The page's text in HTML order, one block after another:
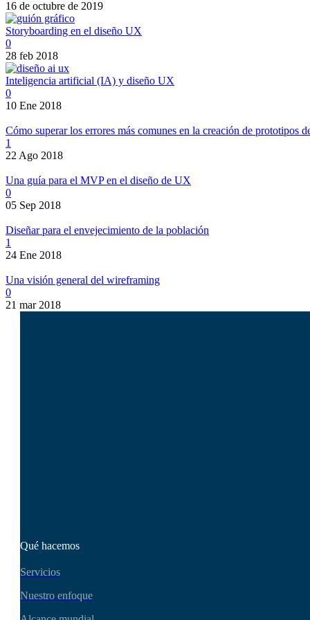
16 de octubre de 2019
Storyboarding en el diseño UX
0
28 feb 2018
Inteligencia artificial (IA) y diseño UX
0
10 Ene 2018
Cómo superar los errores más comunes en la creación de prototipos
1
22 Ago 2018
Una guía para el MVP en el diseño de UX
0
05 Sep 2018
Diseñar para el envejecimiento de la población
1
24 Ene 2018
Una visión general del wireframing
0
21 mar 2018
Qué hacemos
Servicios
Nuestro enfoque